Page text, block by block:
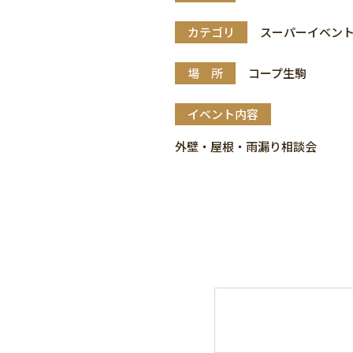
カテゴリ スーパーイベント
場 所 コープ生駒
イベント内容
外壁・屋根・雨漏り相談会